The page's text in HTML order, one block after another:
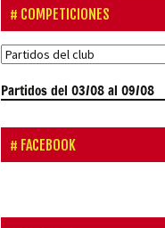
COMPETICIONES
Partidosdel 03/08 al 09/08
FACEBOOK